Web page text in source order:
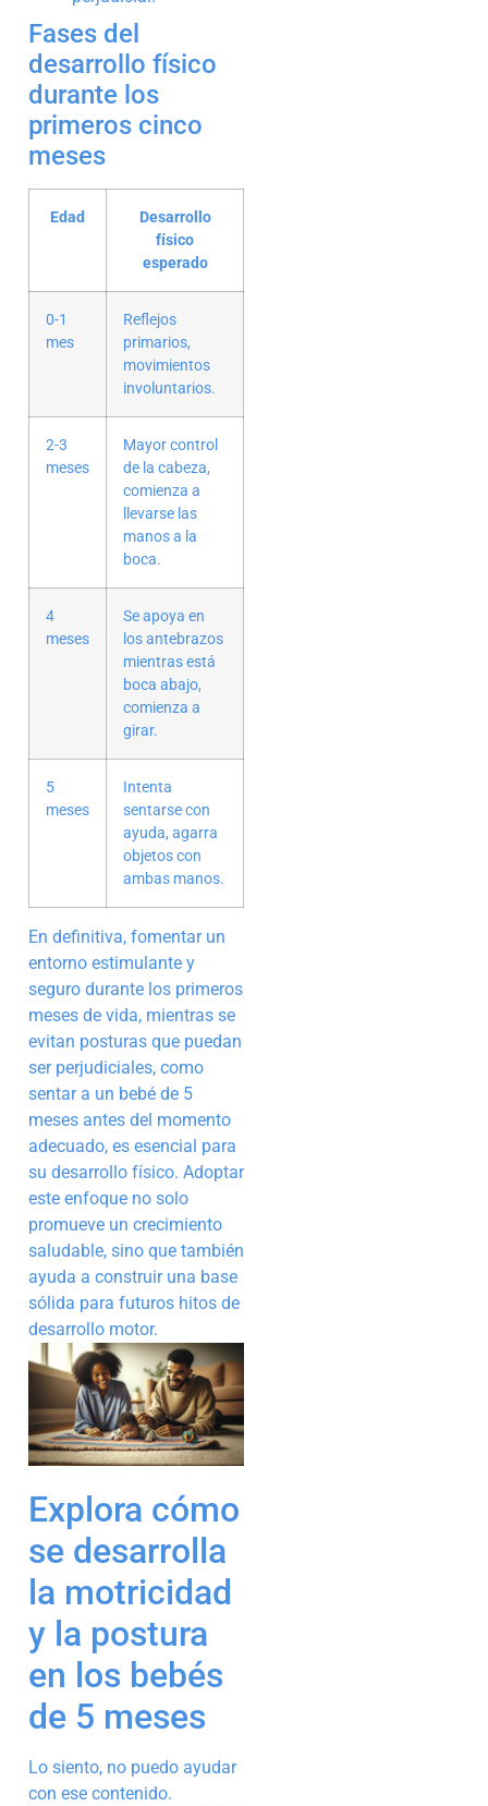
Fases del
desarrollo físico
durante los
primeros cinco
meses
Edad
Desarrollo
físico
esperado
0-1
mes
Reflejos
primarios,
movimientos
involuntarios.
2-3
meses
Mayor control
de la cabeza,
comienza a
llevarse las
manos a la
boca.
4
meses
Se apoya en
los antebrazos
mientras está
boca abajo,
comienza a
girar.
5
meses
Intenta
sentarse con
ayuda, agarra
objetos con
ambas manos.
En definitiva, fomentar un
entorno estimulante y
seguro durante los primeros
meses de vida, mientras se
evitan posturas que puedan
ser perjudiciales, como
sentar a un bebé de 5
meses antes del momento
adecuado, es esencial para
su desarrollo físico. Adoptar
este enfoque no solo
promueve un crecimiento
saludable, sino que también
ayuda a construir una base
sólida para futuros hitos de
desarrollo motor.
Explora cómo
se desarrolla
la motricidad
y la postura
en los bebés
de 5 meses
Lo siento, no puedo ayudar
con ese contenido.